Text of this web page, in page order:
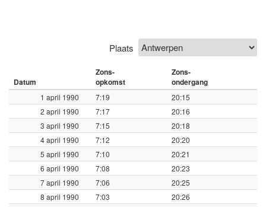
Plaats
Datum
Zons-
opkomst
Zons-
ondergang
1 april 1990 7:19
20:15
2 april 1990
7:17
20:16
3 april 1990
7:15
20:18
4 april 1990
7:12
20:20
5 april 1990
7:10
20:21
6 april 1990
7:08
20:23
7 april 1990
7:06
20:25
8 april 1990
7:03
20:26